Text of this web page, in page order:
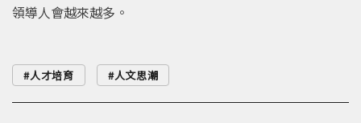
領導人會越來越多。
人才培育 人文思潮